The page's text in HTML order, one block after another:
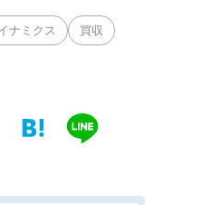
ナミクス 買収